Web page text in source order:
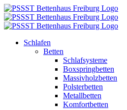
Zum
Inhalt
springen
Schlafen
Betten
Schlafsysteme
Boxspringbetten
Massivholzbetten
Polsterbetten
Metallbetten
Komfortbetten